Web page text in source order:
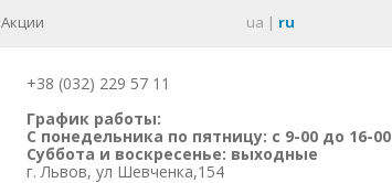
Акции ua | ru
+38 (032) 229 57 11
График работы:
С понедельника по пятницу: с 9-00 до 16-00
Суббота и воскресенье: выходные
г. Львов, ул Шевченка,154